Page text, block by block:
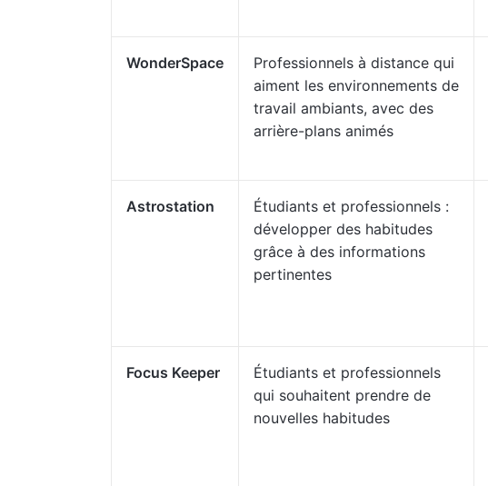
WonderSpace
Professionnels à distance qui
aiment les environnements de
travail ambiants, avec des
arrière-plans animés
Astrostation
Étudiants et professionnels :
développer des habitudes
grâce à des informations
pertinentes
Focus Keeper
Étudiants et professionnels
qui souhaitent prendre de
nouvelles habitudes